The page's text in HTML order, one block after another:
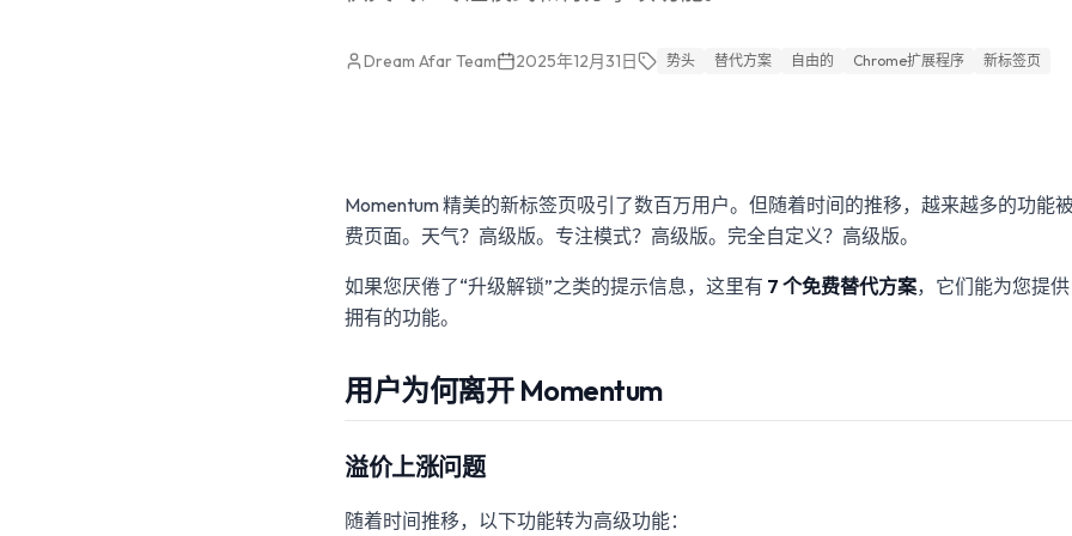
Dream Afar Team 2025年12月31日 势头 替代方案 自由的 Chrome扩展程序 新标签页
Momentum 精美的新标签页吸引了数百万用户。但随着时间的推移，越来越多的功能
费页面。天气？高级版。专注模式？高级版。完全自定义？高级版。
如果您厌倦了“升级解锁”之类的提示信息，这里有 7 个免费替代方案，它们能为您提
拥有的功能。
用户为何离开 Momentum
溢价上涨问题
随着时间推移，以下功能转为高级功能：